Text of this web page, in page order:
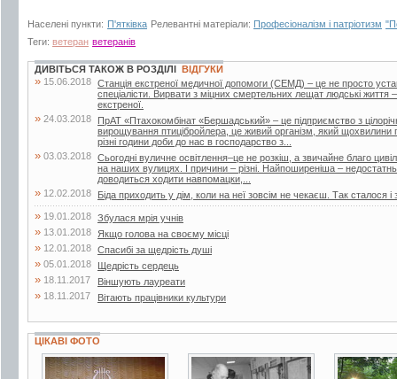
Населені пункти: П'ятківка Релевантні матеріали: Професіоналізм і патріотизм
Теги: ветеран ветеранів
ДИВІТЬСЯ ТАКОЖ В РОЗДІЛІ ВІДГУКИ
» 15.06.2018 Станція екстреної медичної допомоги (СЕМД) – це не просто
спеціалісти. Вирвати з міцних смертельних лещат людські життя
екстреної.
» 24.03.2018
ПрАТ «Птахокомбінат «Бершадський» – це підприємство з
вирощування птицібройлера, це живий організм, який щохвилини
різні години доби до нас в господарство з...
» 03.03.2018 Сьогодні вуличне освітлення–це не розкіш, а звичайне благо
на наших вулицях. І причини – різні. Найпоширеніша –
доводиться ходити навпомацки,...
» 12.02.2018 Біда приходить у дім, коли на неї зовсім не чекаєш. Так сталося
» 19.01.2018 Збулася мрія учнів
» 13.01.2018 Якщо голова на своєму місці
» 12.01.2018 Спасибі за щедрість душі
» 05.01.2018 Щедрість сердець
» 18.11.2017 Віншують лауреати
» 18.11.2017 Вітають працівники культури
ЦІКАВІ ФОТО
3 фото 4 фото 5 фото